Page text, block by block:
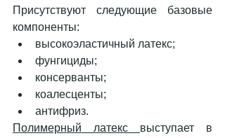
Присутствуют следующие базовые
компоненты:
высокоэластичный латекс;
фунгициды;
консерванты;
коалесценты;
антифриз.
Полимерный латекс выступает в